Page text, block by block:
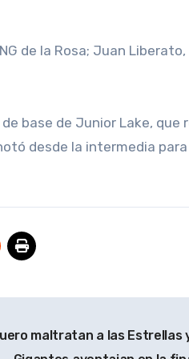
de la Rosa; Juan Liberato,
base de Junior Lake, que
desde la intermedia para
maltratan a las Estrellas